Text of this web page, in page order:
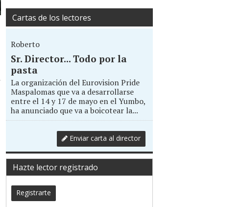
Cartas de los lectores
Roberto
Sr. Director... Todo por la
pasta
La organización del Eurovision Pride
Maspalomas que va a desarrollarse
entre el 14 y 17 de mayo en el Yumbo,
ha anunciado que va a boicotear la...
Enviar carta al director
Hazte lector registrado
Registrarte